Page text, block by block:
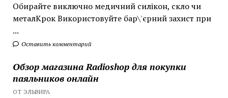
Обирайте виключно медичний силікон, скло чи
металКрок Використовуйте бар\'єрний захист при
...
Оставить комментарий
Обзор магазина Radioshop для покупки
паяльников онлайн
ОТ ЭЛЬВИРА